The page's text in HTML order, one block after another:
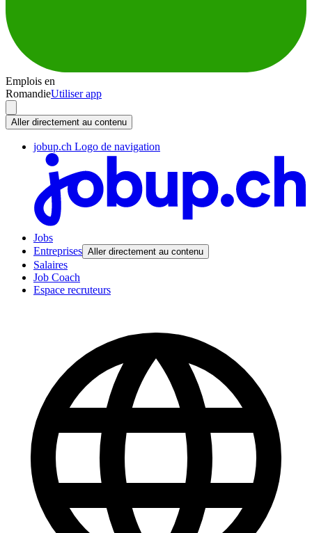
Emplois en
RomandieUtiliser app
Aller directement au contenu
jobup.ch Logo de navigation
Jobs
Entreprises Aller directement au contenu
Salaires
Job Coach
Espace recruteurs